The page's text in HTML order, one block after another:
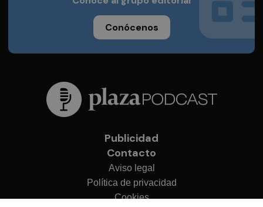
Conócenos
Publicidad
Contacto
Aviso legal
Política de privacidad
Cookies